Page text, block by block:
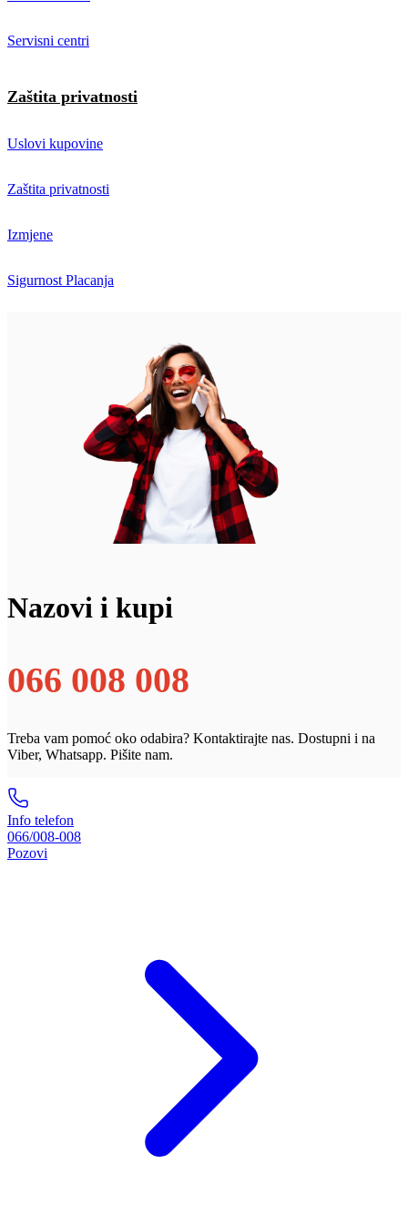
Servisni centri
Zaštita privatnosti
Uslovi kupovine
Zaštita privatnosti
Izmjene
Sigurnost Placanja
Nazovi i kupi
066 008 008
Treba vam pomoć oko odabira? Kontaktirajte nas. Dostupni i na
Viber, Whatsapp. Pišite nam.
Info telefon
066/008-008
Pozovi